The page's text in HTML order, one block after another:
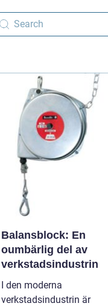
Balansblock: En
oumbärlig del av
verkstadsindustrin
I den moderna
verkstadsindustrin är